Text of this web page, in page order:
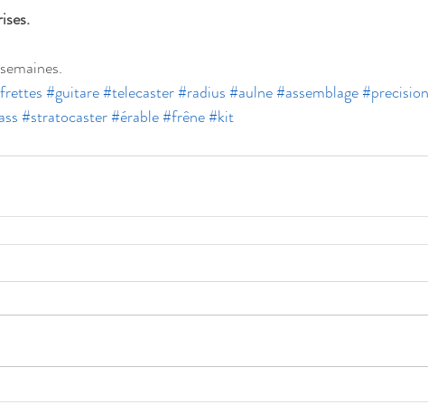
#guitare#telecaster#radius#aulne#assemblage
#stratocaster#érable#frêne#kit